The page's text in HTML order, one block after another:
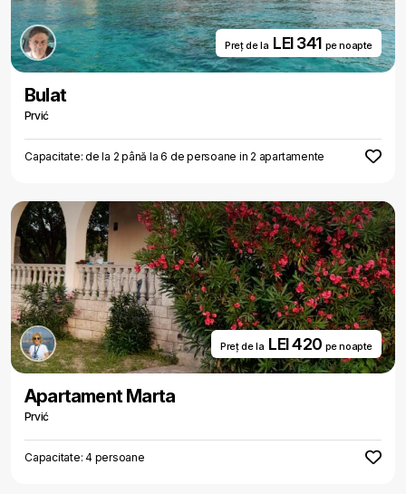
Preț de la LEI 341 pe noapte
Bulat
Prvić
Capacitate: de la 2 până la 6 de persoane in 2 apartamente
Preț de la LEI 420 pe noapte
Apartament Marta
Prvić
Capacitate: 4 persoane